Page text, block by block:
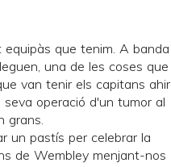
que tenim. A banda
una de les coses que
van tenir els capitans ahir
operació d'un tumor al
grans.
un pastís per celebrar la
de Wembley menjant-nos